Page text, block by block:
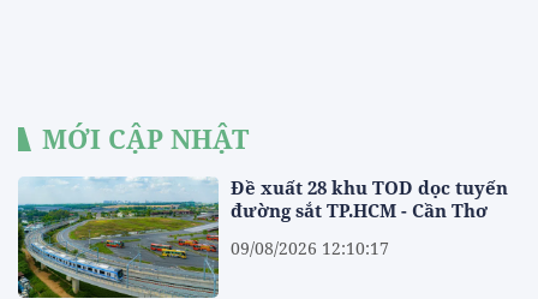
MỚI CẬP NHẬT
Đề xuất 28 khu TOD dọc tuyến
đường sắt TP.HCM - Cần Thơ
09/08/2026 12:10:17